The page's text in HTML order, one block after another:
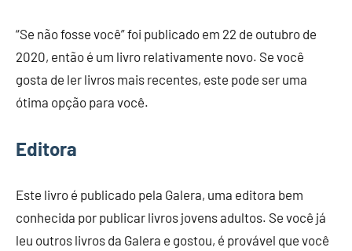
“Se não fosse você” foi publicado em 22 de outubro de
2020, então é um livro relativamente novo. Se você
gosta de ler livros mais recentes, este pode ser uma
ótima opção para você.
Editora
Este livro é publicado pela Galera, uma editora bem
conhecida por publicar livros jovens adultos. Se você já
leu outros livros da Galera e gostou, é provável que você